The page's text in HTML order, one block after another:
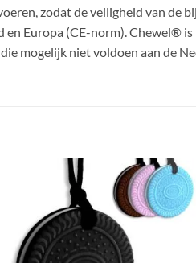
zodat de veiligheid van de
Europa (CE-norm). Chewel®
mogelijk niet voldoen aan de